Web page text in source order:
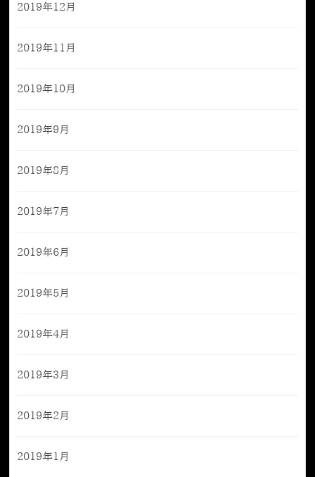
2019年12月
2019年11月
2019年10月
2019年9月
2019年8月
2019年7月
2019年6月
2019年5月
2019年4月
2019年3月
2019年2月
2019年1月